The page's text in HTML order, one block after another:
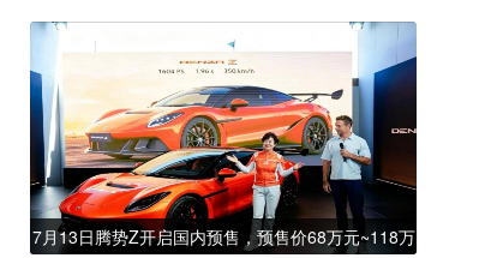
7月13日腾势Z开启国内预售，预售价68万元~118万